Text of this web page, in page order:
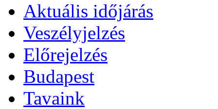
Aktuális időjárás
Veszélyjelzés
Előrejelzés
Budapest
Tavaink